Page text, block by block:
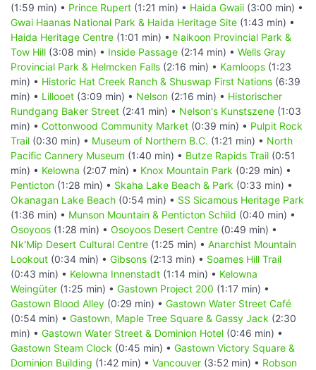
(1:59 min) • Prince Rupert (1:21 min) • Haida Gwaii (3:00 min) •
Gwai Haanas National Park & Haida Heritage Site (1:43 min) •
Haida Heritage Centre (1:01 min) • Naikoon Provincial Park &
Tow Hill (3:08 min) • Inside Passage (2:14 min) • Wells Gray
Provincial Park & Helmcken Falls (2:16 min) • Kamloops (1:23
min) • Historic Hat Creek Ranch & Shuswap First Nations (6:39
min) • Lillooet (3:09 min) • Nelson (2:16 min) • Historischer
Rundgang Baker Street (2:41 min) • Nelson's Kunstszene (1:03
min) • Cottonwood Community Market (0:39 min) • Pulpit Rock
Trail (0:30 min) • Museum of Northern B.C. (1:21 min) • North
Pacific Cannery Museum (1:40 min) • Butze Rapids Trail (0:51
min) • Kelowna (2:07 min) • Knox Mountain Park (0:29 min) •
Penticton (1:28 min) • Skaha Lake Beach & Park (0:33 min) •
Okanagan Lake Beach (0:54 min) • SS Sicamous Heritage Park
(1:36 min) • Munson Mountain & Penticton Schild (0:40 min) •
Osoyoos (1:28 min) • Osoyoos Desert Centre (0:49 min) •
Nk'Mip Desert Cultural Centre (1:25 min) • Anarchist Mountain
Lookout (0:34 min) • Gibsons (2:13 min) • Soames Hill Trail
(0:43 min) • Kelowna Innenstadt (1:14 min) • Kelowna
Weingüter (1:25 min) • Gastown Project 200 (1:17 min) •
Gastown Blood Alley (0:29 min) • Gastown Water Street Café
(0:54 min) • Gastown, Maple Tree Square & Gassy Jack (2:30
min) • Gastown Water Street & Dominion Hotel (0:46 min) •
Gastown Steam Clock (0:45 min) • Gastown Victory Square &
Dominion Building (1:42 min) • Vancouver (3:52 min) • Robson